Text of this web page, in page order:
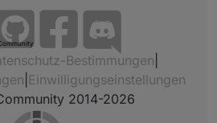
Bestimmungen
Einwilligungseinstellungen
2014-2026